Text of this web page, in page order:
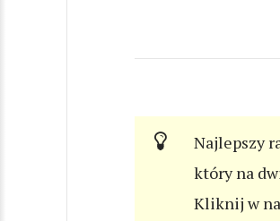
Najlepszy
który na
Kliknij w